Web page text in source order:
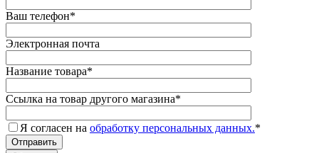
Ваш телефон*
Электронная почта
Название товара*
Ссылка на товар другого магазина*
Я согласен на обработку персональных данных.*